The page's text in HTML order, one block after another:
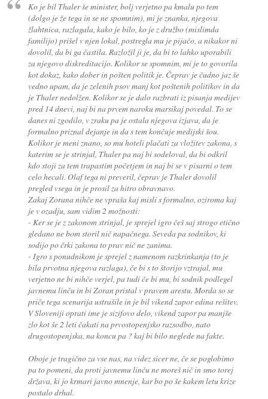
Ko je bil Thaler še minister, bolj verjetno pa kmalu po tem
(dolgo je že tega in se ne spomnim), mi je znanka, njegova
žlahtnica, razlagala, kako je bilo, ko je z družbo (mislimda
familijo) prišel v njen lokal, postregla mu je pijačo, a nikakor ni
dovolil, da bi ga častila. Razložil ji je, da bi to lahko uporabili
za njegovo diskreditacijo. Kolikor se spomnim, mi je to govorila
kot dokaz, kako dober in pošten politik je. Čeprav je čudno jaz še
vedno upam, da je zelenih psov manj kot poštenih politikov in da
je Thaler nedolžen. Kolikor se je dalo razbrati iz pisanja medijev
pred 14 dnevi, naj bi na prvem naroku marsikaj povedal. To se
danes ni zgodilo, v zraku pa je ostala njegova izjava, da je
formalno priznal dejanje in da s tem končuje medijski šou.
Kolikor je meni znano, so mu hoteli plačati za vložitev zakona, s
katerim se je strinjal, Thaler pa naj bi sodeloval, da bi odkril
kdo stoji za tem trapastim početjem in naj bi se v pisarni o tem
celo hecali. Olaf tega ni preveril, čeprav je Thaler dovolil
pregled vsega in je prosil za hitro obravnavo.
Zakaj Zorana nihče ne vpraša kaj misli s formalno, oziroma kaj
je v ozadju, sam vidim 2 možnosti:
- Ker se je z zakonom strinjal, je sprejel igro češ saj strogo etično
gledano ne bom storil nič napačnega. Seveda pa sodnikov, ki
sodijo po črki zakona to prav nič ne zanima.
- Igro s ponudnikom je sprejel z namenom razkrinkanja (to je
bila prvotna njegova razlaga), če bi s to štorijo vztrajal, mu
verjetno ne bi nihče verjel, pa tudi če bi mu, bi sodnik podlegel
javnemu linču in bi Zoran pristal v pravem arestu. Morda so se
priče tega scenarija ustrašile in je bil vikend zapor edina rešitev.
V Sloveniji oprati ime je sizifovo delo, vikend zapor pa manjše
zlo kot še 2 leti čakati na prvostopenjsko razsodbo, nato
drugostopenjska, na koncu pa ? kaj bi bilo neglede na fakte.
Oboje je tragično za vse nas, na videz sicer ne, če se poglobimo
pa to pomeni, da proti javnemu linču ne moreš nič in smo torej
država, ki jo krmari javno mnenje, kar bo po še kakem letu krize
postalo drhal.